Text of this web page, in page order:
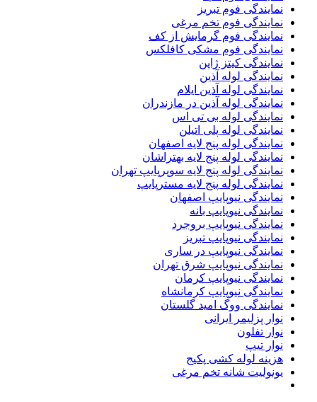
نمایندگی فوم تبریز
نمایندگی فوم تخم مرغی
نمایندگی فوم گرمایش از کف
نمایندگی فوم مشکی کافلکس
نمایندگی کیتز ژاپن
نمایندگی لوله آذین
نمایندگی لوله آذین ایلام
نمایندگی لوله آذین در مازندران
نمایندگی لوله بی تی اس
نمایندگی لوله پلی اتیلن
نمایندگی لوله پنج لایه اصفهان
نمایندگی لوله پنج لایه بهتراشان
نمایندگی لوله پنج لایه سوپرپایپ تهران
نمایندگی لوله پنج لایه مسترپایپ
نمایندگی نیوپایپ اصفهان
نمایندگی نیوپایپ بانه
نمایندگی نیوپایپ بروجرد
نمایندگی نیوپایپ تبریز
نمایندگی نیوپایپ در ساری
نمایندگی نیوپایپ شرق تهران
نمایندگی نیوپایپ کرمان
نمایندگی نیوپایپ کرمانشاه
نمایندگی ووگ امید گلستان
نوار پزلیمر ایرانی
نوار تفلون
نوار تیپ
هزینه لوله کشی پکیج
یونولیت شانه تخم مرغی